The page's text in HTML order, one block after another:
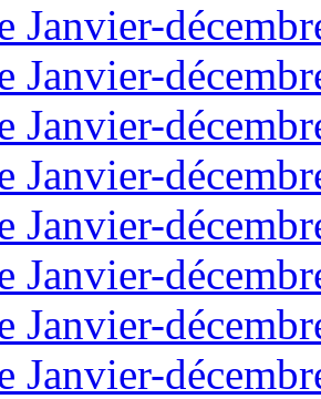
Janvier-
Janvier-
Janvier-
Janvier-
Janvier-
Janvier-
Janvier-
Janvier-